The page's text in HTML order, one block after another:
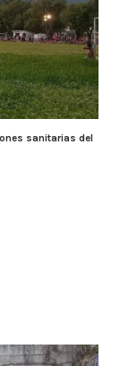
sanitarias del